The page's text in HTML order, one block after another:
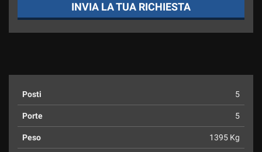
INVIA LA TUA RICHIESTA
Posti 5
Porte 5
Peso 1395 Kg